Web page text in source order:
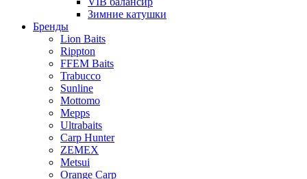
Зимние катушки
Бренды
Lion Baits
Rippton
FFEM Baits
Trabucco
Sunline
Mottomo
Mepps
Ultrabaits
Carp Hunter
ZEMEX
Metsui
Orange Carp